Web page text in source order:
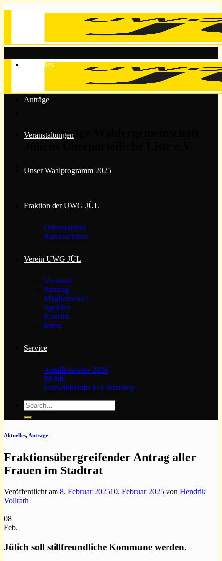
Unabhängige Wählergemeinschaft
Aktuelles
Anträge
Veranstaltungen
Unser Wahlprogramm 2025
Fraktion der UWG JÜL
Ortsvorsteher
Ratsauschüsse
Verein UWG JÜL
Vorstand
Satzung
Mitgliedschaft
Spenden
Kontakt
Intern
Service
Abfallkalender 2026
jül.info
Erstwählerinfo 4×1 Stimmen
Aktuelles, Anträge
Fraktionsübergreifender Antrag aller
Frauen im Stadtrat
Veröffentlicht am 8. Februar 202510. Februar 2025 von Hendrik
Vollrath
08
Feb.
Jülich soll stillfreundliche Kommune werden.